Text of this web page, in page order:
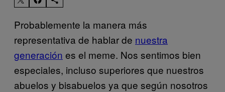
Probablemente la manera más
representativa de hablar de nuestra
generación es el meme. Nos sentimos bien
especiales, incluso superiores que nuestros
abuelos y bisabuelos ya que según nosotros